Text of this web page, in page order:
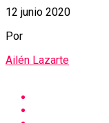
12 junio 2020
Por
Ailén Lazarte